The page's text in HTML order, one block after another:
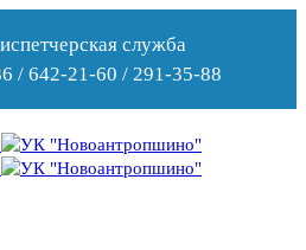
служба
/ 642-21-60 / 291-35-88